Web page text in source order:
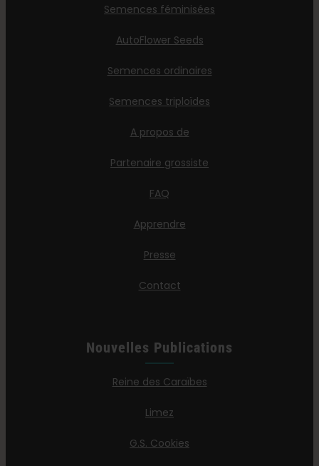
Semences féminisées
AutoFlower Seeds
Semences ordinaires
Semences triploïdes
A propos de
Partenaire grossiste
FAQ
Apprendre
Presse
Contact
Nouvelles Publications
Reine des Caraïbes
Limez
G.S. Cookies